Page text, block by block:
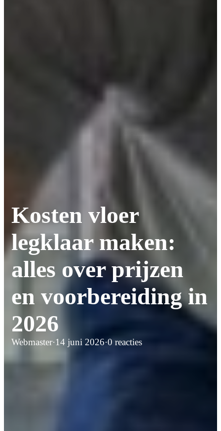
Kosten vloer
legklaar maken:
alles over prijzen
en voorbereiding in
2026
Webmaster·14 juni 2026·0 reacties